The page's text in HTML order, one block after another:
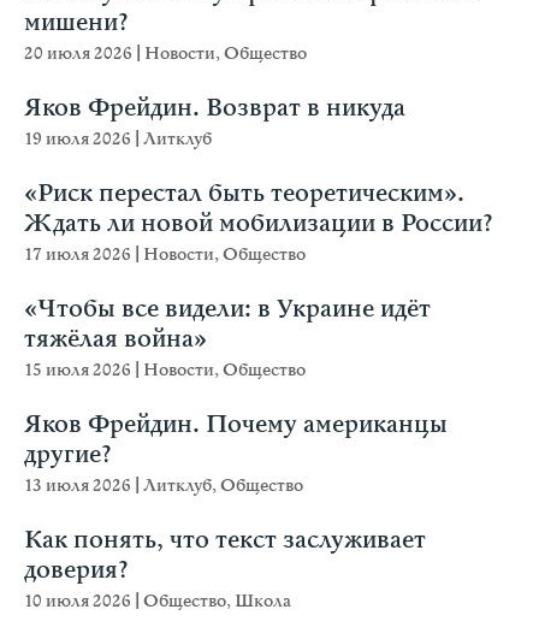
мишени?
20 июля 2026 Новости,Общество
Яков Фрейдин. Возврат в никуда
19 июля 2026 Литклуб
«Риск перестал быть теоретическим».
Ждать ли новой мобилизации в России?
17 июля 2026 Новости,Общество
«Чтобы все видели: в Украине идёт
тяжёлая война»
15 июля 2026 Новости,Общество
Яков Фрейдин. Почему американцы
другие?
13 июля 2026 Литклуб,Общество
Как понять, что текст заслуживает
доверия?
10 июля 2026 Общество, Школа